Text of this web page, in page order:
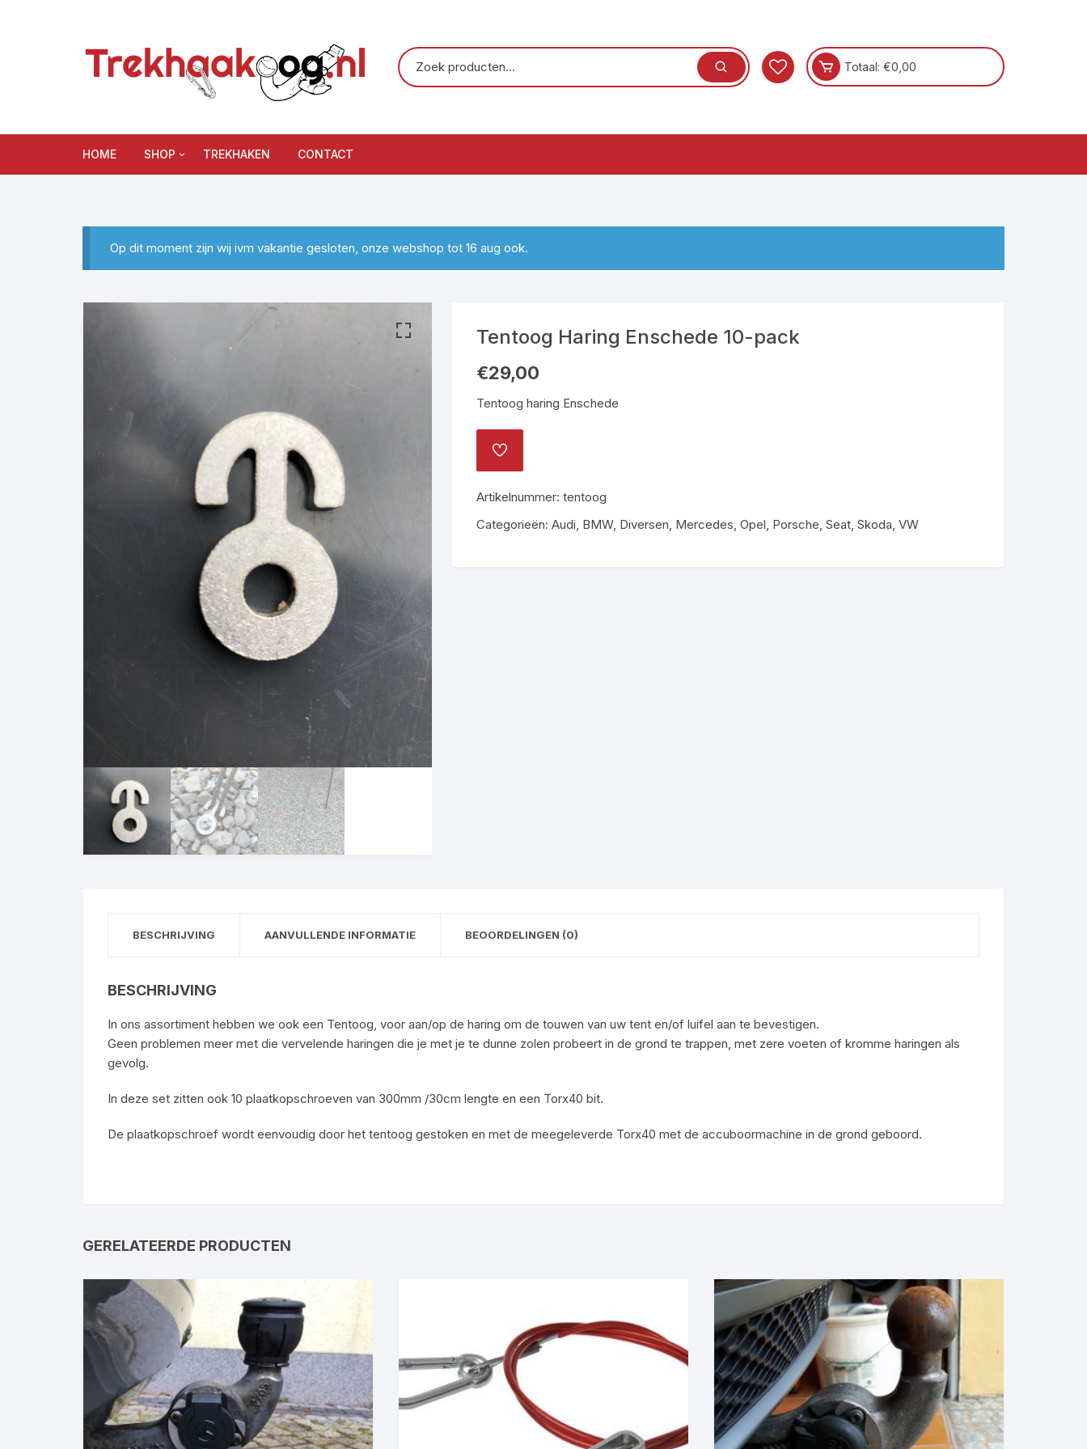
Totaal: €0,00
HOME SHOP
Diversen
TREKHAKEN CONTACT
Op dit moment zijn wij ivm vakantie gesloten, onze webshop tot 16 aug ook.
Tentoog Haring Enschede 10-pack
€29,00
Tentoog haring Enschede
TOEVOEGEN
AAN
Artikelnummer: tentoog
Categorieën: Audi, BMW, Diversen, Mercedes, Opel, Porsche, Seat, Skoda, VW
BESCHRIJVING AANVULLENDE INFORMATIE BEOORDELINGEN (0)
BESCHRIJVING
In ons assortiment hebben we ook een Tentoog, voor aan/op de haring om de touwen van uw tent en/of luifel aan te bevestigen.
Geen problemen meer met die vervelende haringen die je met je te dunne zolen probeert in de grond te trappen, met zere voeten of kromme haringen als
gevolg.
In deze set zitten ook 10 plaatkopschroeven van 300mm /30cm lengte en een Torx40 bit.
De plaatkopschroef wordt eenvoudig door het tentoog gestoken en met de meegeleverde Torx40 met de accuboormachine in de grond geboord.
GERELATEERDE PRODUCTEN